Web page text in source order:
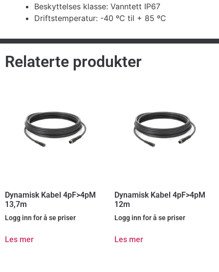
Beskyttelses klasse: Vanntett IP67
Driftstemperatur: -40 ºC til + 85 ºC
Relaterte produkter
Dynamisk Kabel 4pF>4pM
13,7m
Logg inn for å se priser
Les mer
Dynamisk Kabel 4pF>4pM
12m
Logg inn for å se priser
Les mer